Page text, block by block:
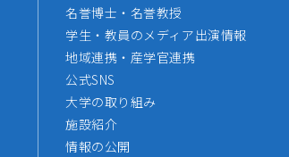
名誉博士・名誉教授
学生・教員のメディア出演情報
地域連携・産学官連携
公式SNS
大学の取り組み
施設紹介
情報の公開